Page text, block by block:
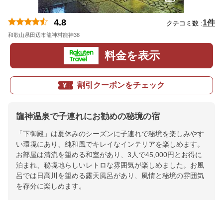
4.8 クチコミ数 :1件
和歌山県田辺市龍神村龍神38
料金を表示
割引クーポンをチェック
龍神温泉で子連れにお勧めの秘境の宿
「下御殿」は夏休みのシーズンに子連れで秘境を楽しみやす
い環境にあり、純和風でキレイなインテリアを楽しめます。
お部屋は清流を望める和室があり、3人で45,000円とお得に
泊まれ、秘境地らしいレトロな雰囲気が楽しめました。お風
呂では日高川を望める露天風呂があり、風情と秘境の雰囲気
を存分に楽しめます。